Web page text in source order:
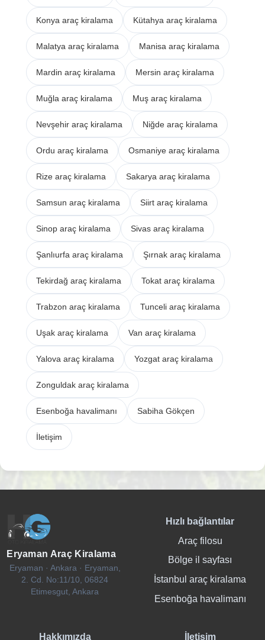
Konya araç kiralama Kütahya araç kiralama
Malatya araç kiralama Manisa araç kiralama
Mardin araç kiralama Mersin araç kiralama
Muğla araç kiralama Muş araç kiralama
Nevşehir araç kiralama Niğde araç kiralama
Ordu araç kiralama Osmaniye araç kiralama
Rize araç kiralama Sakarya araç kiralama
Samsun araç kiralama Siirt araç kiralama
Sinop araç kiralama Sivas araç kiralama
Şanlıurfa araç kiralama Şırnak araç kiralama
Tekirdağ araç kiralama Tokat araç kiralama
Trabzon araç kiralama Tunceli araç kiralama
Uşak araç kiralama Van araç kiralama
Yalova araç kiralama Yozgat araç kiralama
Zonguldak araç kiralama
Esenboğa havalimanı Sabiha Gökçen
İletişim
Eryaman Araç Kiralama
Eryaman · Ankara · Eryaman,
2. Cd. No:11/10, 06824
Etimesgut, Ankara
Hızlı bağlantılar
Araç filosu
Bölge il sayfası
İstanbul araç kiralama
Esenboğa havalimanı
Hakkımızda İletişim